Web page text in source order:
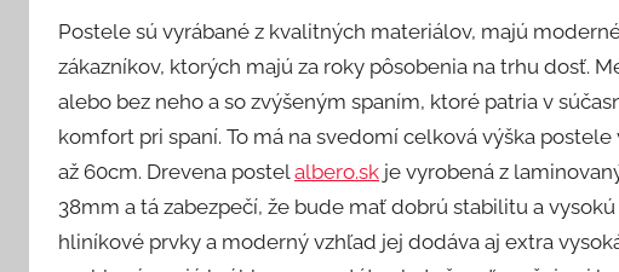
Postele sú vyrábané z kvalitných materiálov, majú
zákazníkov, ktorých majú za roky pôsobenia na trhu dosť.
alebo bez neho a so zvýšeným spaním, ktoré patria v
komfort pri spaní. To má na svedomí celková výška
až 60cm. Drevena postel albero.sk je vyrobená z
38mm a tá zabezpečí, že bude mať dobrú stabilitu a
hliníkové prvky a moderný vzhľad jej dodáva aj extra